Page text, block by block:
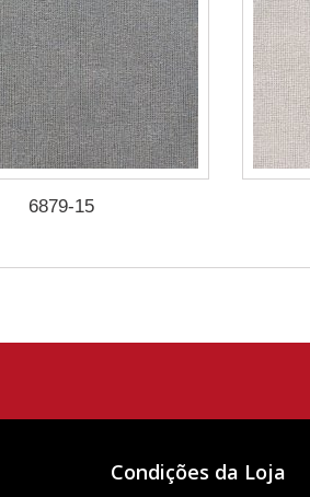
6879-15
Condições da Loja